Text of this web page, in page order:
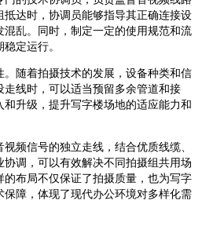
抵达时，协调员能够指导其正确连接设
乱。同时，制定一定的使用规范和流
定运行。
随着拍摄技术的发展，设备种类和信
线时，可以适当预留多余管道和接
升级，提升写字楼场地的适应能力和
频信号的独立走线，结合优质线缆、
调，可以有效解决不同拍摄组共用场
布局不仅保证了拍摄质量，也为写字
障，体现了现代办公环境对多样化需